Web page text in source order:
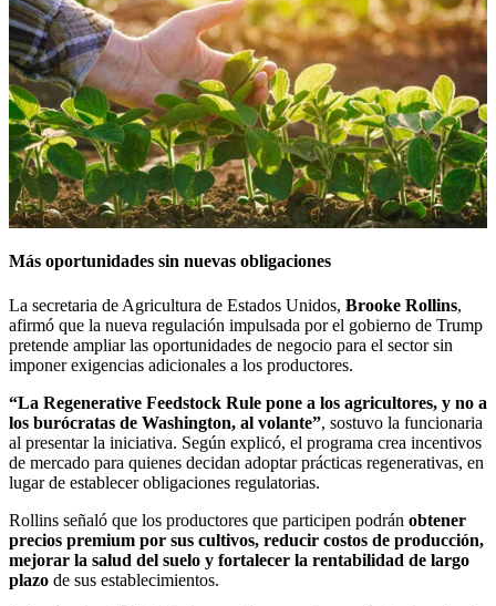
Más oportunidades sin nuevas obligaciones
La secretaria de Agricultura de Estados Unidos, Brooke Rollins,
afirmó que la nueva regulación impulsada por el gobierno de Trump
pretende ampliar las oportunidades de negocio para el sector sin
imponer exigencias adicionales a los productores.
“La Regenerative Feedstock Rule pone a los agricultores, y no a
los burócratas de Washington, al volante”, sostuvo la funcionaria
al presentar la iniciativa. Según explicó, el programa crea incentivos
de mercado para quienes decidan adoptar prácticas regenerativas, en
lugar de establecer obligaciones regulatorias.
Rollins señaló que los productores que participen podrán obtener
precios premium por sus cultivos, reducir costos de producción,
mejorar la salud del suelo y fortalecer la rentabilidad de largo
plazo de sus establecimientos.